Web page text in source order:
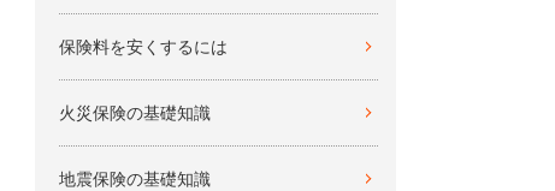
保険料を安くするには
火災保険の基礎知識
地震保険の基礎知識